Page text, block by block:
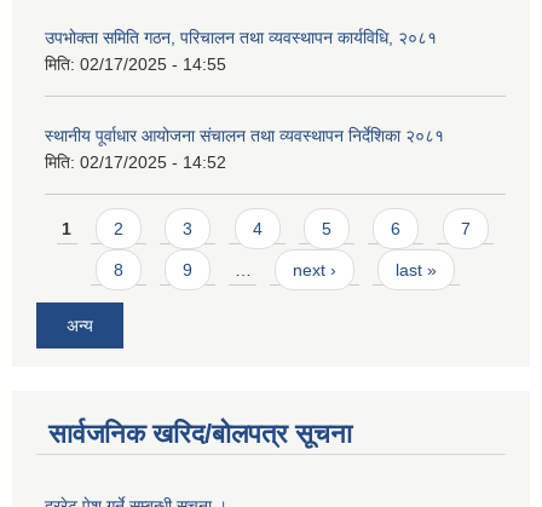
उपभोक्ता समिति गठन, परिचालन तथा व्यवस्थापन कार्यविधि, २०८१
मिति: 02/17/2025 - 14:55
स्थानीय पूर्वाधार आयोजना संचालन तथा व्यवस्थापन निर्देशिका २०८१
मिति: 02/17/2025 - 14:52
Pages
1 2 3 4 5 6 7
8 9 next › last »
अन्य
सार्वजनिक खरिद/बोलपत्र सूचना